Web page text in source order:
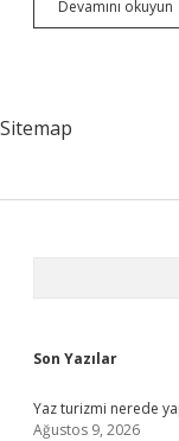
Devamını okuyun
Sitemap
Son Yazılar
Yaz turizmi nerede
Ağustos 9, 2026